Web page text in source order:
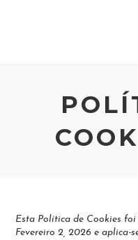
Esta Política de Cookies
Fevereiro 2, 2026 e aplica-